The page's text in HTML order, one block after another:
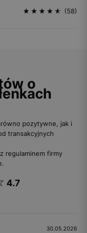
(58)
o
pozytywne, jak i
transakcyjnych
regulaminem firmy
4.7
30.05.2026